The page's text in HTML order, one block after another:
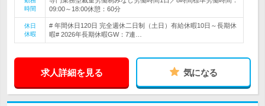
時間
09:00～18:00休憩：60分
休日
休暇
# 年間休日120日 完全週休二日制（土日）有給休暇10日～長期休
暇# 2026年長期休暇GW：7連…
求人詳細を見る 気になる